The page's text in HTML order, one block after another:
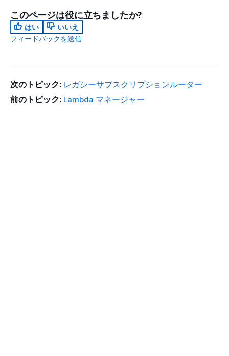
このページは役に立ちましたか?
はい
いいえ
フィードバックを送信
次のトピック: レガシーサブスクリプションルーター
前のトピック: Lambda マネージャー